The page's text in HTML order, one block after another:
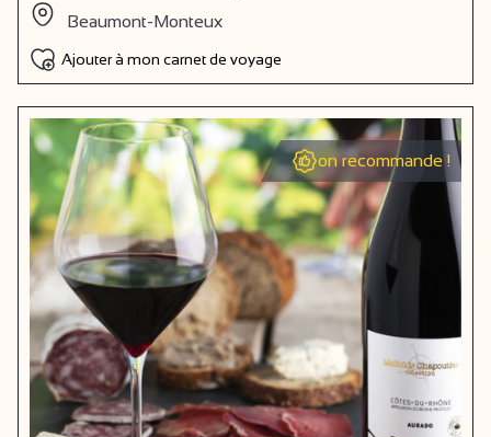
Beaumont-Monteux
Ajouter à mon carnet de voyage
on recommande !